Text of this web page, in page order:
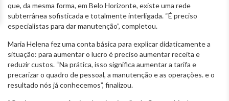
que, da mesma forma, em Belo Horizonte, existe uma rede
subterrânea sofisticada e totalmente interligada. “É preciso
especialistas para dar manutenção”, completou.
Maria Helena fez uma conta básica para explicar didaticamente a
situação: para aumentar o lucro é preciso aumentar receita e
reduzir custos. “Na prática, isso significa aumentar a tarifa e
precarizar o quadro de pessoal, a manutenção e as operações. e o
resultado nós já conhecemos”, finalizou.